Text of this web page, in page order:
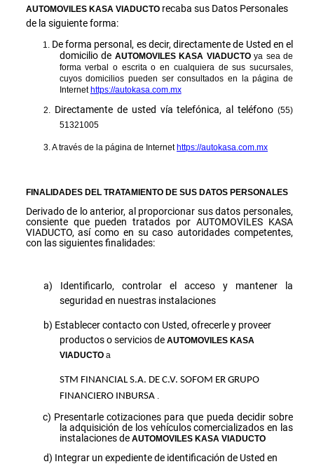
AUTOMOVILES KASA VIADUCTO recaba sus Datos Personales
de la siguiente forma:
De forma personal, es decir, directamente de Usted en el
domicilio de AUTOMOVILES KASA VIADUCTO ya sea de
forma verbal o escrita o en cualquiera de sus sucursales,
cuyos domicilios pueden ser consultados en la página de
Internethttps://autokasa.com.mx
Directamente de usted vía telefónica, al teléfono (55)
51321005
A través de la página de Internet https://autokasa.com.mx
FINALIDADES DEL TRATAMIENTO DE SUS DATOS PERSONALES
Derivado de lo anterior, al proporcionar sus datos personales,
consiente que pueden tratados por AUTOMOVILES KASA
VIADUCTO, así como en su caso autoridades competentes,
con las siguientes finalidades:
Identificarlo, controlar el acceso y mantener la
seguridad en nuestras instalaciones
Establecer contacto con Usted, ofrecerle y proveer
productos o servicios de AUTOMOVILES KASA
VIADUCTO a
STM FINANCIAL S.A. DE C.V. SOFOM ER GRUPO
FINANCIERO INBURSA
Presentarle cotizaciones para que pueda decidir sobre
la adquisición de los vehículos comercializados en las
instalaciones de AUTOMOVILES KASA VIADUCTO
Integrar un expediente de identificación de Usted en